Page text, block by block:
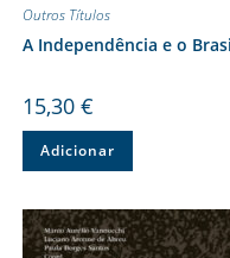
Outros Títulos
A Independência e o
15,30 €
Adicionar